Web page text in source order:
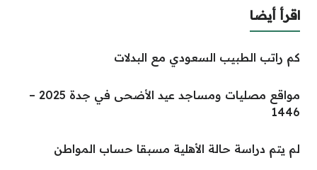
اقرأ أيضا
كم راتب الطبيب السعودي مع البدلات
مواقع مصليات ومساجد عيد الأضحى في جدة 2025 –
1446
لم يتم دراسة حالة الأهلية مسبقا حساب المواطن